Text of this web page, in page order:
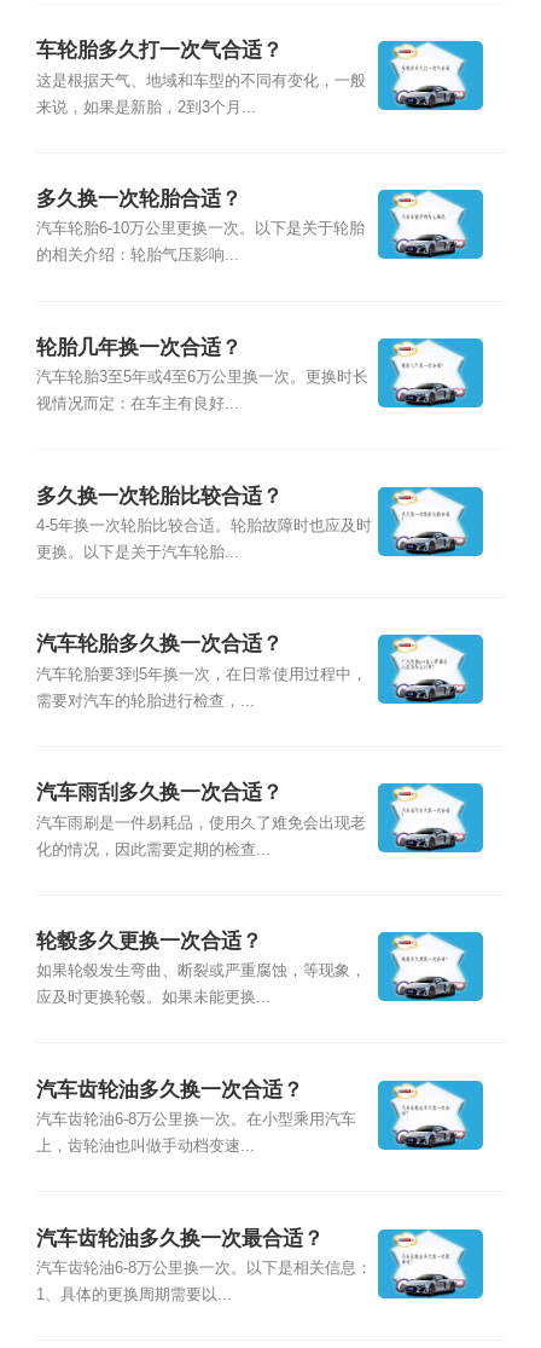
车轮胎多久打一次气合适？
这是根据天气、地域和车型的不同有变化，一般
来说，如果是新胎，2到3个月...
多久换一次轮胎合适？
汽车轮胎6-10万公里更换一次。以下是关于轮胎
的相关介绍：轮胎气压影响...
轮胎几年换一次合适？
汽车轮胎3至5年或4至6万公里换一次。更换时长
视情况而定：在车主有良好...
多久换一次轮胎比较合适？
4-5年换一次轮胎比较合适。轮胎故障时也应及时
更换。以下是关于汽车轮胎...
汽车轮胎多久换一次合适？
汽车轮胎要3到5年换一次，在日常使用过程中，
需要对汽车的轮胎进行检查，...
汽车雨刮多久换一次合适？
汽车雨刷是一件易耗品，使用久了难免会出现老
化的情况，因此需要定期的检查...
轮毂多久更换一次合适？
如果轮毂发生弯曲、断裂或严重腐蚀，等现象，
应及时更换轮毂。如果未能更换...
汽车齿轮油多久换一次合适？
汽车齿轮油6-8万公里换一次。在小型乘用汽车
上，齿轮油也叫做手动档变速...
汽车齿轮油多久换一次最合适？
汽车齿轮油6-8万公里换一次。以下是相关信息：
1、具体的更换周期需要以...